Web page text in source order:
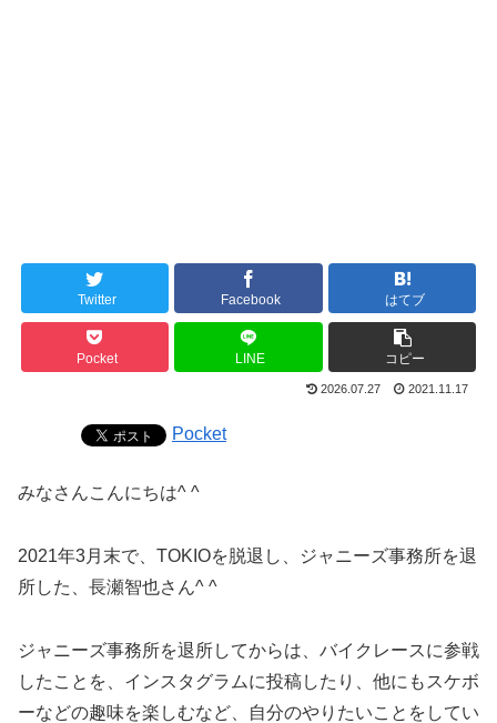
Twitter Facebook はてブ
Pocket LINE コピー
2026.07.27 2021.11.17
Pocket
みなさんこんにちは^ ^
2021年3月末で、TOKIOを脱退し、ジャニーズ事務所を退
所した、長瀬智也さん^ ^
ジャニーズ事務所を退所してからは、バイクレースに参戦
したことを、インスタグラムに投稿したり、他にもスケボ
ーなどの趣味を楽しむなど、自分のやりたいことをしてい